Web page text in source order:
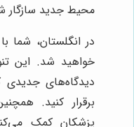
محیط جدید سازگار
در انگلستان، شما
خواهید شد. این
دیدگاه‌های جدیدی
برقرار کنید.
پزشکان کمک